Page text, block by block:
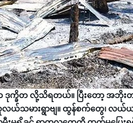
ဒုက္ခိတ လို့သိရတယ်။ ပြီးတော့ အဘိုး
ယ်သမားရွာဗျ။ ထွန်စက်တွေ၊ လယ်